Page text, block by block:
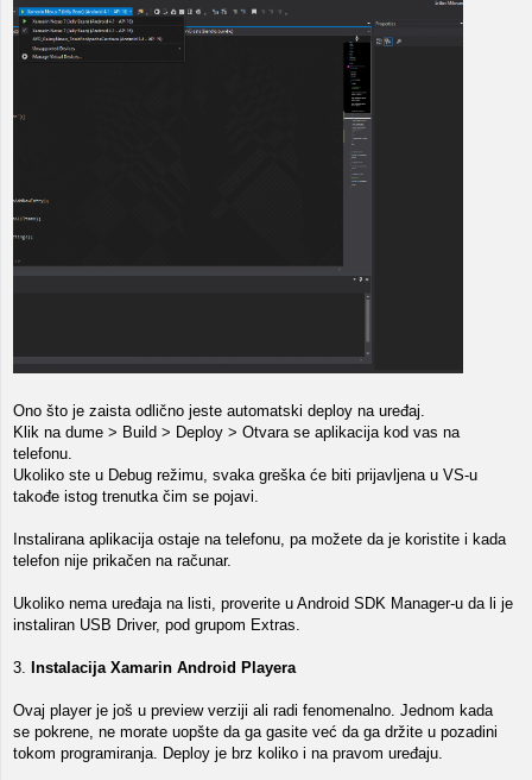
Ono što je zaista odlično jeste automatski deploy na uređaj.
Klik na dume > Build > Deploy > Otvara se aplikacija kod vas na
telefonu.
Ukoliko ste u Debug režimu, svaka greška će biti prijavljena u VS-u
takođe istog trenutka čim se pojavi.
Instalirana aplikacija ostaje na telefonu, pa možete da je koristite i kada
telefon nije prikačen na računar.
Ukoliko nema uređaja na listi, proverite u Android SDK Manager-u da li je
instaliran USB Driver, pod grupom Extras.
3. Instalacija Xamarin Android Playera
Ovaj player je još u preview verziji ali radi fenomenalno. Jednom kada
se pokrene, ne morate uopšte da ga gasite već da ga držite u pozadini
tokom programiranja. Deploy je brz koliko i na pravom uređaju.